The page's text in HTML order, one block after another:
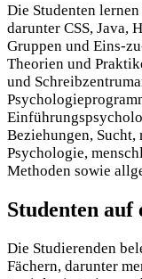
Die Studenten
darunter CSS, Java,
Gruppen und Eins-
Theorien und
und
Beziehungen, Sucht,
Psychologie,
Methoden sowie
Studenten
Die Studierenden
Fächern, darunter